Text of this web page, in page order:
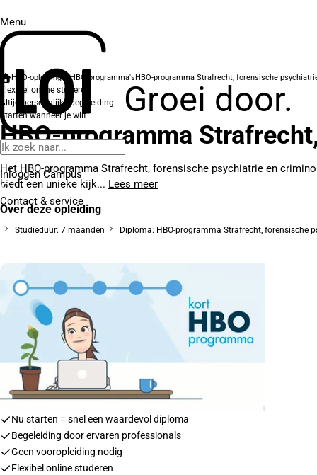
Menu
Groei door.
Inloggen Campus
Contact & service
HBO-opleidingenHBO-programma'sHBO-programma Strafrecht, forensische
Flexibel online studeren
Altijd persoonlijke begeleiding
Starten wanneer je wilt
HBO-programma
Het HBO-programma Strafrecht, forensische psychiatrie en
biedt een unieke kijk... Lees meer
Over deze opleiding
Studieduur: 7 maanden Diploma: HBO-programma Strafrecht, forensische
Nu starten = snel een waardevol diploma
Begeleiding door ervaren professionals
Geen vooropleiding nodig
Flexibel online studeren